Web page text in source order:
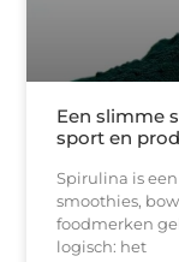
Een slimme
sport en
Spirulina is
smoothies,
foodmerken
logisch: het